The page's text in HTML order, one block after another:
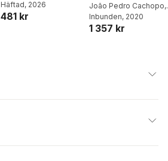
Nickleson
Häftad, 2026
481 kr
João Pedro Cachopo,
Patrick Nickleson
Stover
Inbunden, 2020
1 357 kr